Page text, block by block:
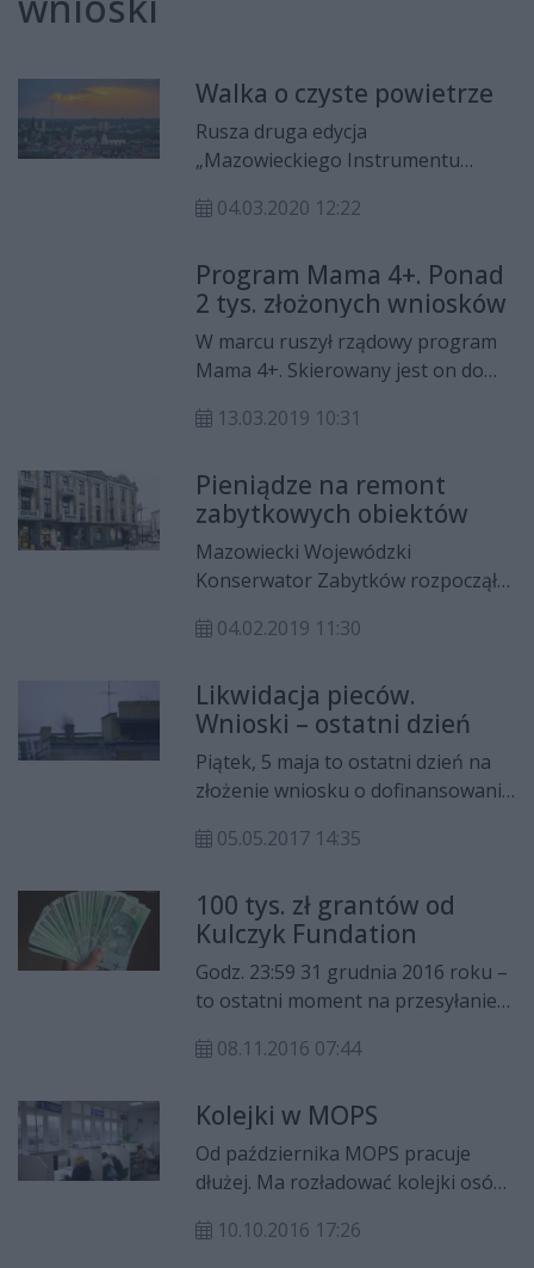
Walka o czyste powietrze
Rusza druga edycja
„Mazowieckiego Instrumentu
Mazowsze 2020”. Wnioski można
samorząd woj. mazowieckiego
przeznaczy w sumie 10 mln zł.
04.03.2020 12:22
Program Mama 4+. Ponad
2 tys. złożonych wniosków
W marcu ruszył rządowy program
Mama 4+. Skierowany jest on do
czworo dzieci i z tego powodu nie
musiały z niej zrezygnować. Na
Mazowszu wniosek o rodzicielskie
świadczenie uzupełniające złożyło
już ponad 2 tysiące osób.
13.03.2019 10:31
Pieniądze na remont
zabytkowych obiektów
Mazowiecki Wojewódzki
Konserwator Zabytków rozpoczął
przyznanie dofinansowania na
budżecie na 2019 rok na ten cel jest
zarezerwowana kwota prawie 20
milionów złotych.
04.02.2019 11:30
Likwidacja pieców.
Wnioski – ostatni dzień
Piątek, 5 maja to ostatni dzień na
złożenie wniosku o dofinansowanie
05.05.2017 14:35
100 tys. zł grantów od
Kulczyk Fundation
Godz. 23:59 31 grudnia 2016 roku –
to ostatni moment na przesyłanie
północ Kulczyk Foundation
Konkursu Grantowego.
08.11.2016 07:44
Kolejki w MOPS
Od października MOPS pracuje
dłużej. Ma rozładować kolejki osób,
pieniądze na świadczenia rodzinne
10.10.2016 17:26